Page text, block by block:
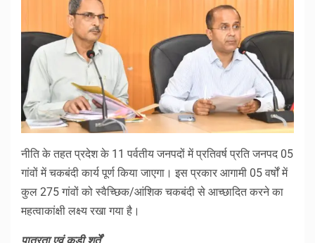
नीति के तहत प्रदेश के 11 पर्वतीय जनपदों में प्रतिवर्ष प्रति जनपद 05
गांवों में चकबंदी कार्य पूर्ण किया जाएगा। इस प्रकार आगामी 05 वर्षों में
कुल 275 गांवों को स्वैच्छिक/आंशिक चकबंदी से आच्छादित करने का
महत्वाकांक्षी लक्ष्य रखा गया है।